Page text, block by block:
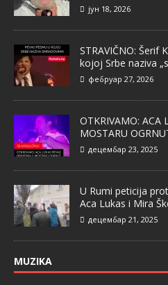
јун 18, 2026
STRAVIČNO: Šerif
kojoj Srbe naziva
фебруар 27, 2026
OTKRIVAMO: ACA
MOSTARU
децембар 23, 2025
U Rumi peticija
Aca Lukas i Mira
децембар 21, 2025
MUZIKA